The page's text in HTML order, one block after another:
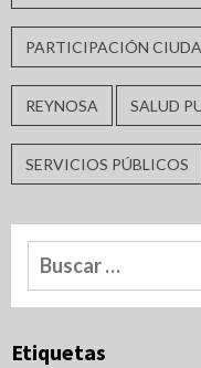
PARTICIPACIÓN
REYNOSA SALUD
SERVICIOS PÚBLICOS
Buscar:
Etiquetas